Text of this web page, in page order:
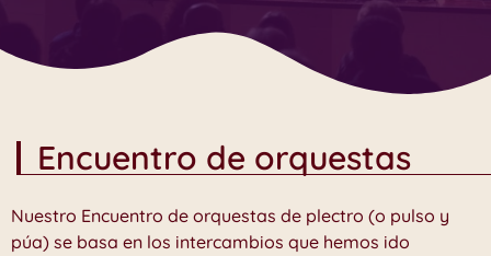
Encuentro de orquestas
Nuestro Encuentro de orquestas de plectro (o pulso y
púa) se basa en los intercambios que hemos ido